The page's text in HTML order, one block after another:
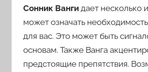
Сонник Ванги дает несколько
может означать
для вас. Это может быть
основам. Также Ванга
предстоящие препятствия.